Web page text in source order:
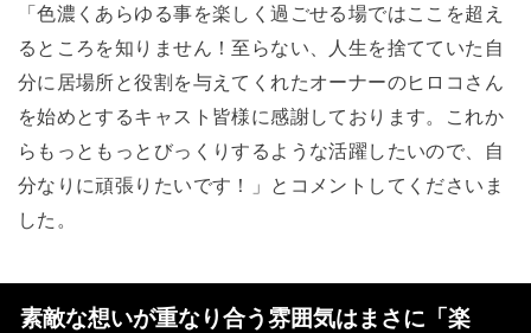
「色濃くあらゆる事を楽しく過ごせる場ではここを超え
るところを知りません！至らない、人生を捨てていた自
分に居場所と役割を与えてくれたオーナーのヒロコさん
を始めとするキャスト皆様に感謝しております。これか
らもっともっとびっくりするような活躍したいので、自
分なりに頑張りたいです！」とコメントしてくださいま
した。
素敵な想いが重なり合う雰囲気はまさに「楽